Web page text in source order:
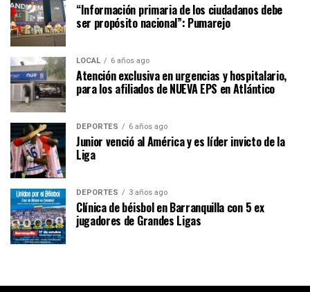
“Información primaria de los ciudadanos debe
ser propósito nacional”: Pumarejo
LOCAL 6 años ago
Atención exclusiva en urgencias y hospitalario,
para los afiliados de NUEVA EPS en Atlántico
DEPORTES 6 años ago
Junior venció al América y es líder invicto de la
Liga
DEPORTES 3 años ago
Clínica de béisbol en Barranquilla con 5 ex
jugadores de Grandes Ligas